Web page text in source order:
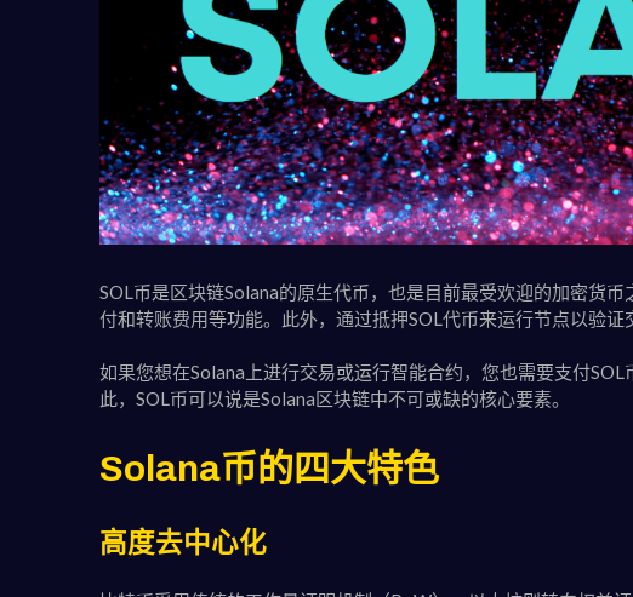
SOL币是区块链Solana的原生代币，也是目前最受欢迎的加密货
付和转账费用等功能。此外，通过抵押SOL代币来运行节点以验证
如果您想在Solana上进行交易或运行智能合约，您也需要支付
此，SOL币可以说是Solana区块链中不可或缺的核心要素。
Solana币的四大特色
高度去中心化